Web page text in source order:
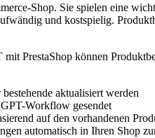
Shop. Sie spielen eine
und kostspielig.
PrestaShop können
aktualisiert werden
Workflow gesendet
auf den vorhandenen
automatisch in Ihren Shop